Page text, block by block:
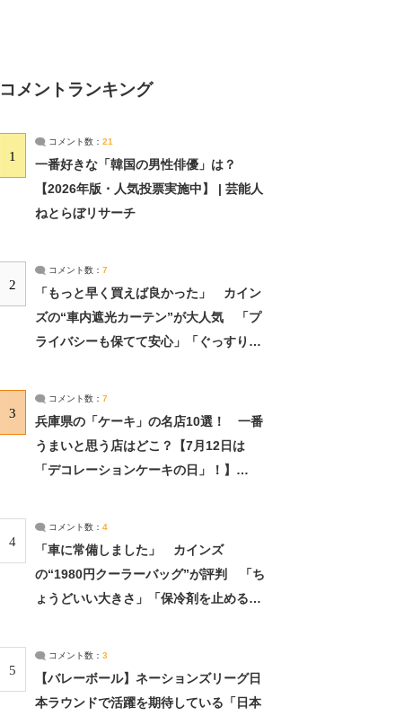
コメントランキング
1
コメント数： 21
一番好きな「韓国の男性俳優」は？
【2026年版・人気投票実施中】 | 芸能人
ねとらぼリサーチ
2
コメント数： 7
「もっと早く買えば良かった」 カイン
ズの“車内遮光カーテン”が大人気 「プ
ライバシーも保てて安心」「ぐっすり眠
3
コメント数： 7
兵庫県の「ケーキ」の名店10選！ 一番
うまいと思う店はどこ？【7月12日は
「デコレーションケーキの日」！】
4
コメント数： 4
「車に常備しました」 カインズ
の“1980円クーラーバッグ”が評判 「ち
ょうどいい大きさ」「保冷剤を止めるベ
5
コメント数： 3
【バレーボール】ネーションズリーグ日
本ラウンドで活躍を期待している「日本